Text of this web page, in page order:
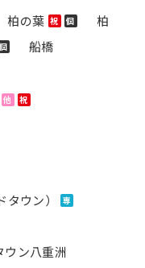
柏の葉 祝 個
柏
船橋
他 祝
ウン） 専
ン八重洲